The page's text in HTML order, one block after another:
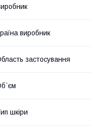
виробник
застосування
шкіри